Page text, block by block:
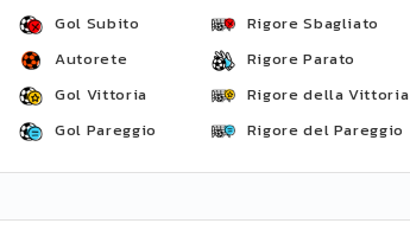
Gol Subito
Autorete
Gol Vittoria
Gol Pareggio
Rigore Sbagliato
Rigore Parato
Rigore della Vittoria
Rigore del Pareggio